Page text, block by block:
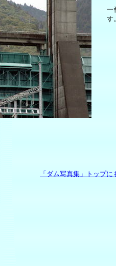
「ダム写真集」トップに
一
す